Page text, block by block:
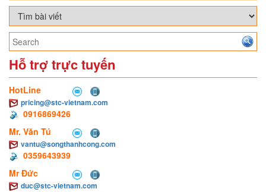
Hỗ trợ trực tuyến
HotLine
pricing@stc-vietnam.com
0916869426
Mr. Văn Tú
vantu@songthanhcong.com
0359643939
Mr Đức
duc@stc-vietnam.com